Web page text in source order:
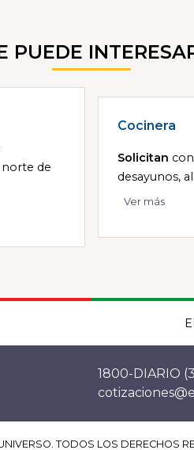
PUEDE
de
Cocinera
Solicitan
desayunos,
Ver más
1800-DIARIO
TODOS LOS DERECHOS